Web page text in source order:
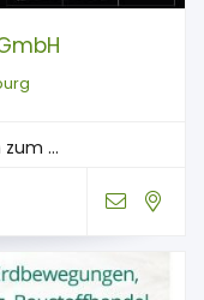
zum ...